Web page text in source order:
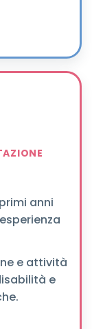
anni
e attività
e